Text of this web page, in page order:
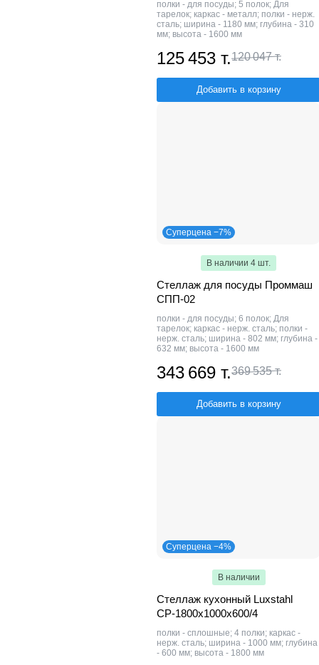
полки - для посуды; 5 полок; Для
тарелок; каркас - металл; полки - нерж.
сталь; ширина - 1180 мм; глубина - 310
мм; высота - 1600 мм
125 453 т.120 047 т.
Добавить в корзину
Суперцена −7%
В наличии 4 шт.
Стеллаж для посуды Проммаш
СПП-02
полки - для посуды; 6 полок; Для
тарелок; каркас - нерж. сталь; полки -
нерж. сталь; ширина - 802 мм; глубина -
632 мм; высота - 1600 мм
343 669 т.369 535 т.
Добавить в корзину
Суперцена −4%
В наличии
Стеллаж кухонный Luxstahl
СР-1800x1000x600/4
полки - сплошные; 4 полки; каркас -
нерж. сталь; ширина - 1000 мм; глубина
- 600 мм; высота - 1800 мм